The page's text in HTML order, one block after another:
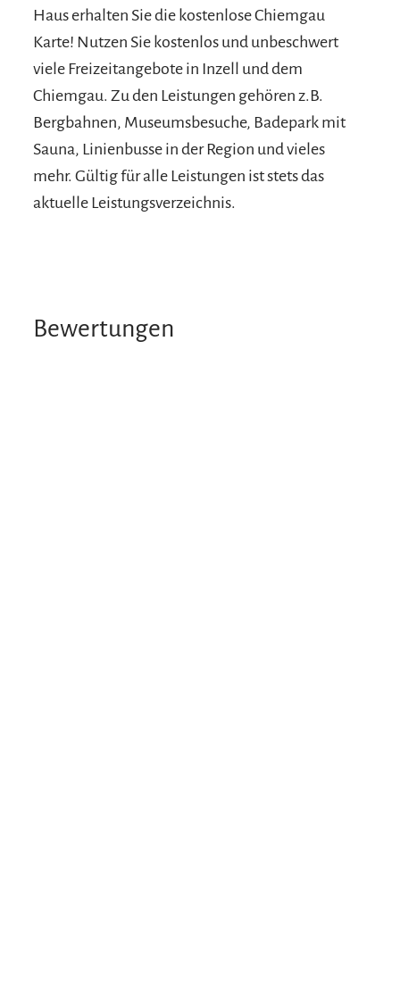
Haus erhalten Sie die kostenlose Chiemgau
Karte! Nutzen Sie kostenlos und unbeschwert
viele Freizeitangebote in Inzell und dem
Chiemgau. Zu den Leistungen gehören z.B.
Bergbahnen, Museumsbesuche, Badepark mit
Sauna, Linienbusse in der Region und vieles
mehr. Gültig für alle Leistungen ist stets das
aktuelle Leistungsverzeichnis.
Bewertungen